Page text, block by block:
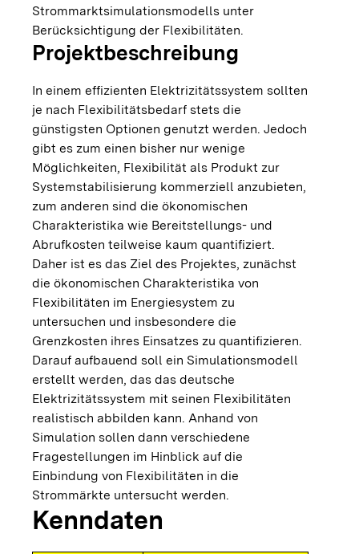
Strommarktsimulationsmodells unter
Berücksichtigung der Flexibilitäten.
Projektbeschreibung
In einem effizienten Elektrizitätssystem sollten
je nach Flexibilitätsbedarf stets die
günstigsten Optionen genutzt werden. Jedoch
gibt es zum einen bisher nur wenige
Möglichkeiten, Flexibilität als Produkt zur
Systemstabilisierung kommerziell anzubieten,
zum anderen sind die ökonomischen
Charakteristika wie Bereitstellungs- und
Abrufkosten teilweise kaum quantifiziert.
Daher ist es das Ziel des Projektes, zunächst
die ökonomischen Charakteristika von
Flexibilitäten im Energiesystem zu
untersuchen und insbesondere die
Grenzkosten ihres Einsatzes zu quantifizieren.
Darauf aufbauend soll ein Simulationsmodell
erstellt werden, das das deutsche
Elektrizitätssystem mit seinen Flexibilitäten
realistisch abbilden kann. Anhand von
Simulation sollen dann verschiedene
Fragestellungen im Hinblick auf die
Einbindung von Flexibilitäten in die
Strommärkte untersucht werden.
Kenndaten